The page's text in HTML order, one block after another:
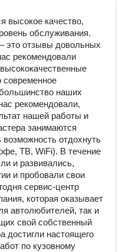
высокое качество,
обслуживания.
это отзывы довольных
рекомендовали
современное
наших
рекомендовали,
нашей работы и
занимаются
отдохнуть
ТВ, WiFi). В течение
и развивались,
и пробовали свои
сервис-центр
которая оказывает
автолюбителей, так и
свой собственный
достигли настоящего
по кузовному